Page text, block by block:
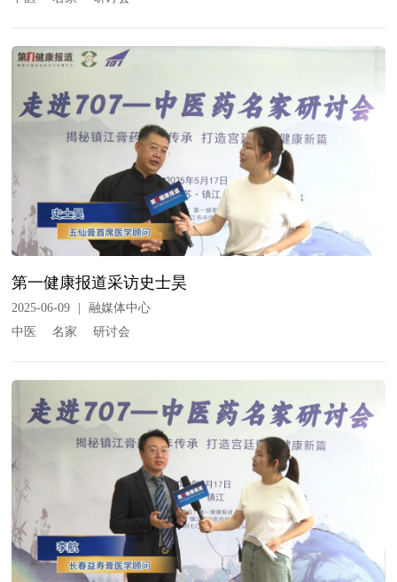
第一健康报道采访史士昊
2025-06-09 |
融媒体中心
中医
名家 研讨会